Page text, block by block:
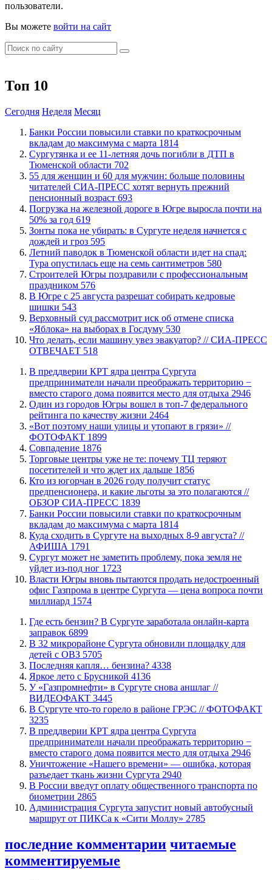
пользователи.
Вы можете войти на сайт
Топ 10
Сегодня Неделя Месяц
​Банки России повысили ставки по краткосрочным
вкладам до максимума с марта 1814
Сургутянка и ее 11-летняя дочь погибли в ДТП в
Тюменской области 702
​55 для женщин и 60 для мужчин: больше половины
читателей СИА-ПРЕСС хотят вернуть прежний
пенсионный возраст 693
​Погрузка на железной дороге в Югре выросла почти на
50% за год 619
​Зонты пока не убирать: в Сургуте неделя начнется с
дождей и гроз 595
​Летний паводок в Тюменской области идет на спад:
Тура опустилась еще на семь сантиметров 580
​Строителей Югры поздравили с профессиональным
праздником 576
​В Югре с 25 августа разрешат собирать кедровые
шишки 543
​Верховный суд рассмотрит иск об отмене списка
«Яблока» на выборах в Госдуму 530
​Что делать, если машину увез эвакуатор? // СИА-ПРЕСС
ОТВЕЧАЕТ 518
​В преддверии КРТ ядра центра Сургута
предприниматели начали преображать территорию −
вместо старого дома появится место для отдыха 2946
Один из городов Югры вошел в топ-7 федерального
рейтинга по качеству жизни 2464
«Вот поэтому наши улицы и утопают в грязи» //
ФОТОФАКТ 1899
​Совпадение 1876
Торговые центры уже не те: почему ТЦ теряют
посетителей и что ждет их дальше 1856
Кто из югорчан в 2026 году получит статус
предпенсионера, и какие льготы за это полагаются //
ОБЗОР СИА-ПРЕСС 1839
​Банки России повысили ставки по краткосрочным
вкладам до максимума с марта 1814
​Куда сходить в Сургуте на выходных 8-9 августа? //
АФИША 1791
Сургут может не заметить проблему, пока земля не
уйдет из-под ног 1723
Власти Югры вновь пытаются продать недостроенный
офис Газпрома в центре Сургута — цена вопроса почти
миллиард 1574
​Где есть бензин? В Сургуте заработала онлайн-карта
заправок 6899
В 32 микрорайоне Сургута обновили площадку для
детей с ОВЗ 5705
​Последняя капля… бензина? 4338
Яркое лето с Брусникой 4136
У «Газпромнефти» в Сургуте снова аншлаг //
ВИДЕОФАКТ 3445
​В Сургуте что-то горело в районе ГРЭС // ФОТОФАКТ
3235
​В преддверии КРТ ядра центра Сургута
предприниматели начали преображать территорию −
вместо старого дома появится место для отдыха 2946
​Уничтожение «Нашего времени» — ошибка, которая
разъедает ткань жизни Сургута 2940
В России введут оплату общественного транспорта по
биометрии 2865
​Администрация Сургута запустит новый автобусный
маршрут от ПИКСа к «Сити Моллу» 2785
последние комментарии читаемые
комментируемые